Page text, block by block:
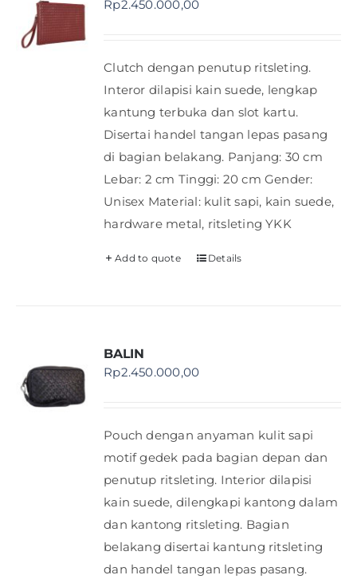
Shop
Rp2.450.000,00
Clutch dengan penutup ritsleting.
Interor dilapisi kain suede, lengkap
kantung terbuka dan slot kartu.
Disertai handel tangan lepas pasang
di bagian belakang. Panjang: 30 cm
Lebar: 2 cm Tinggi: 20 cm Gender:
Unisex Material: kulit sapi, kain suede,
hardware metal, ritsleting YKK
Add to quote Details
BALIN
Rp2.450.000,00
Pouch dengan anyaman kulit sapi
motif gedek pada bagian depan dan
penutup ritsleting. Interior dilapisi
kain suede, dilengkapi kantong dalam
dan kantong ritsleting. Bagian
belakang disertai kantung ritsleting
dan handel tangan lepas pasang.